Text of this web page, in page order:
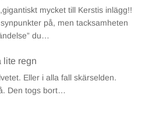
mycket till Kerstis inlägg!!
på, men tacksamheten
du…
lite regn
Eller i alla fall skärselden.
Den togs bort…